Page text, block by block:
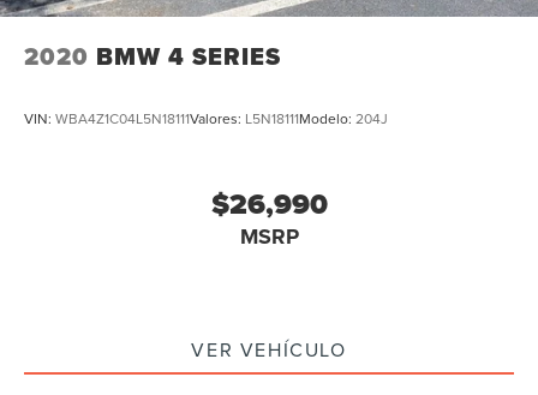
2020 BMW 4 SERIES
VIN: WBA4Z1C04L5N18111Valores: L5N18111Modelo: 204J
$26,990
MSRP
VER VEHÍCULO